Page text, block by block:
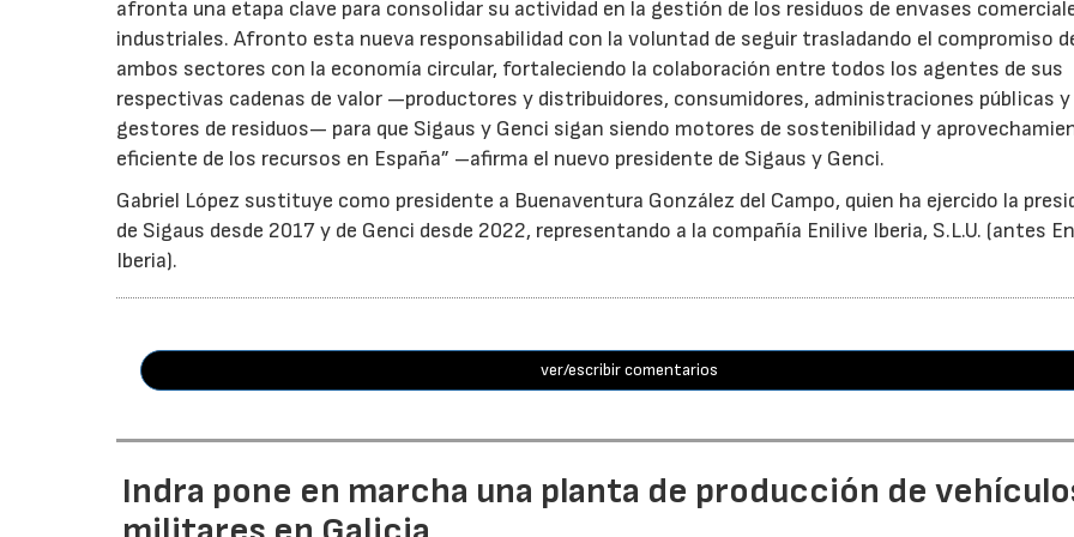
afronta una etapa clave para consolidar su actividad en la gestión de los residuos de envases
industriales. Afronto esta nueva responsabilidad con la voluntad de seguir trasladando el compromiso
ambos sectores con la economía circular, fortaleciendo la colaboración entre todos los agentes de sus
respectivas cadenas de valor —productores y distribuidores, consumidores, administraciones públicas y
gestores de residuos— para que Sigaus y Genci sigan siendo motores de sostenibilidad y
eficiente de los recursos en España” –afirma el nuevo presidente de Sigaus y Genci.
Gabriel López sustituye como presidente a Buenaventura González del Campo, quien ha ejercido la
de Sigaus desde 2017 y de Genci desde 2022, representando a la compañía Enilive Iberia, S.L.U. (antes
Iberia).
ver/escribir comentarios
Indra pone en marcha una planta de producción de